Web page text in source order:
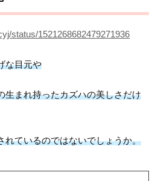
status/1521268682479271936
な目元や
生まれ持ったカズハの美しさだけ
れているのではないでしょうか。